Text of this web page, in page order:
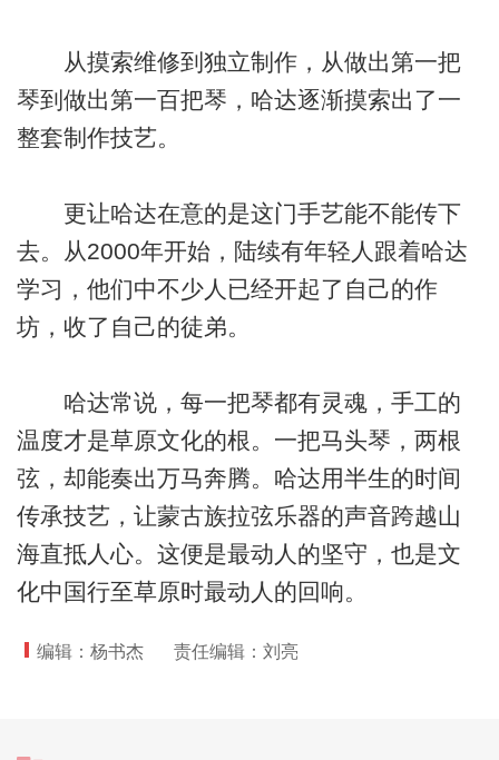
从摸索维修到独立制作，从做出第一把
琴到做出第一百把琴，哈达逐渐摸索出了一
整套制作技艺。
更让哈达在意的是这门手艺能不能传下
去。从2000年开始，陆续有年轻人跟着哈达
学习，他们中不少人已经开起了自己的作
坊，收了自己的徒弟。
哈达常说，每一把琴都有灵魂，手工的
温度才是草原文化的根。一把马头琴，两根
弦，却能奏出万马奔腾。哈达用半生的时间
传承技艺，让蒙古族拉弦乐器的声音跨越山
海直抵人心。这便是最动人的坚守，也是文
化中国行至草原时最动人的回响。
编辑：杨书杰 责任编辑：刘亮